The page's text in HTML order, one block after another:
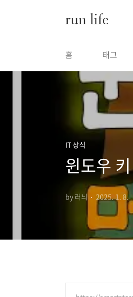
run life
홈 태그
IT 상식
윈도우
by 러늬 2025. 1. 8.